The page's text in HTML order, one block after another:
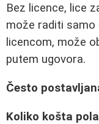
Bez licence, lice
može raditi samo
licencom, može
putem ugovora.
Često
Koliko košta